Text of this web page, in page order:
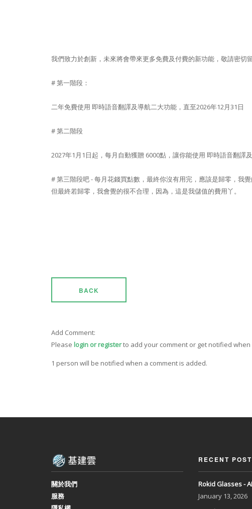
我們致力於創新，未來將會帶來更多免費及付費的新功能，敬請密切
# 第一階段：
二年免費使用 即時語音翻譯及導航二大功能，直至2026年12月31日
# 第二階段
2027年1月1日起，每月自動獲贈 6000點，讓你能使用 即時語音翻譯
# 第三階段吧 - 每月花錢買點數，最終你沒有用完，應該是歸零，我
但最終若歸零，我會覺的很不合理，因為，這是我儲值的費用丫。
BACK
Add Comment:
Please login or registerto add your comment or get notified when
1 person will be notified when a comment is added.
關於我們
服務
RECENT
Rokid Glasses -
January 13, 2026